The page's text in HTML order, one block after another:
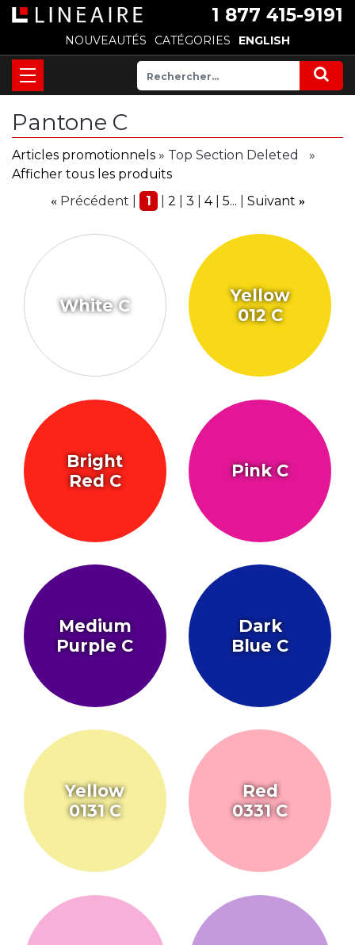
1 877 415-9191
NOUVEAUTÉS CATÉGORIES ENGLISH
Pantone C
Articles promotionnels » Top Section Deleted
»
Afficher tous les produits
« Précédent 1 2 3 4 5... Suivant »
White C
Yellow
012 C
Bright
Red C
Pink C
Medium
Purple C
Dark
Blue C
Yellow
0131 C
Red
0331 C